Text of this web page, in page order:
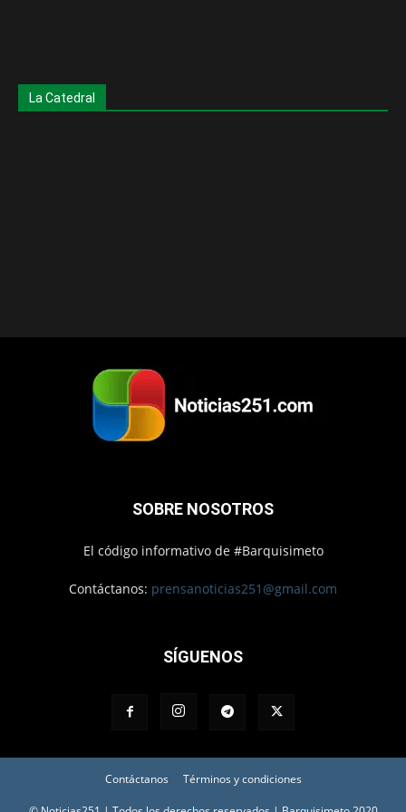
La Catedral
SOBRE NOSOTROS
El código informativo de #Barquisimeto
Contáctanos: prensanoticias251@gmail.com
SÍGUENOS
Contáctanos Términos y condiciones